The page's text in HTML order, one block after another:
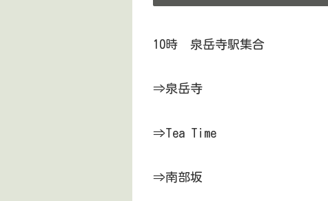
10時 泉岳寺駅集合
⇒泉岳寺
⇒Tea Time
⇒南部坂